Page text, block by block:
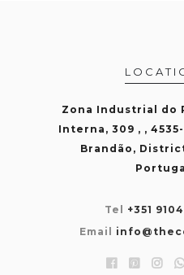
Zona Industrial do
Interna, 309 , ,
Brandão,
Tel +351
Email